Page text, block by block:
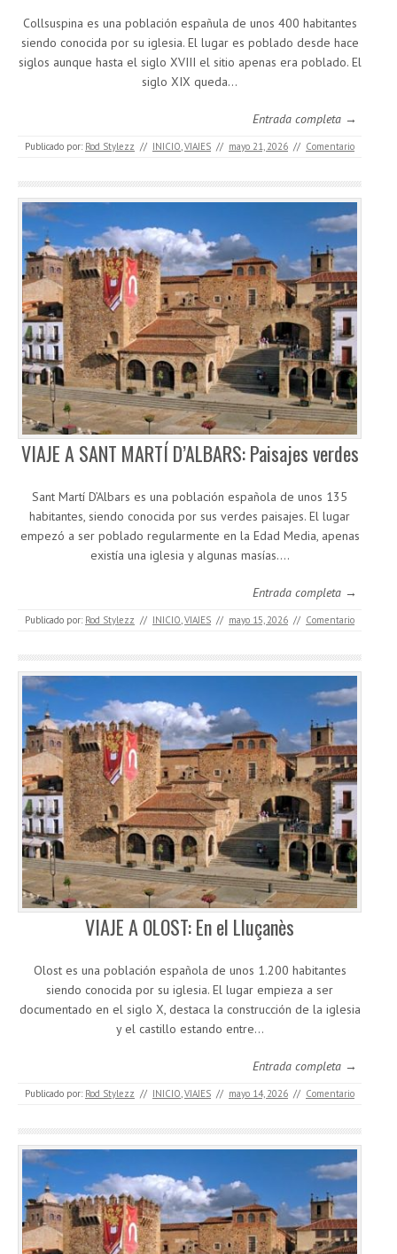
Collsuspina es una población españula de unos 400 habitantes
siendo conocida por su iglesia. El lugar es poblado desde hace
siglos aunque hasta el siglo XVIII el sitio apenas era poblado. El
siglo XIX queda…
Entrada completa →
Publicado por: Rod Stylezz // INICIO,VIAJES // mayo 21, 2026 // Comentario
VIAJE A SANT MARTÍ D’ALBARS: Paisajes verdes
Sant Martí D’Albars es una población española de unos 135
habitantes, siendo conocida por sus verdes paisajes. El lugar
empezó a ser poblado regularmente en la Edad Media, apenas
existía una iglesia y algunas masías.…
Entrada completa →
Publicado por: Rod Stylezz // INICIO,VIAJES // mayo 15, 2026 // Comentario
VIAJE A OLOST: En el Lluçanès
Olost es una población española de unos 1.200 habitantes
siendo conocida por su iglesia. El lugar empieza a ser
documentado en el siglo X, destaca la construcción de la iglesia
y el castillo estando entre…
Entrada completa →
Publicado por: Rod Stylezz // INICIO VIAJES // mayo 14, 2026 // Comentario